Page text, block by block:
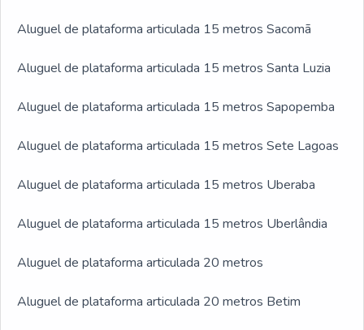
Aluguel de plataforma articulada 15 metros Sacomã
Aluguel de plataforma articulada 15 metros Santa Luzia
Aluguel de plataforma articulada 15 metros Sapopemba
Aluguel de plataforma articulada 15 metros Sete Lagoas
Aluguel de plataforma articulada 15 metros Uberaba
Aluguel de plataforma articulada 15 metros Uberlândia
Aluguel de plataforma articulada 20 metros
Aluguel de plataforma articulada 20 metros Betim